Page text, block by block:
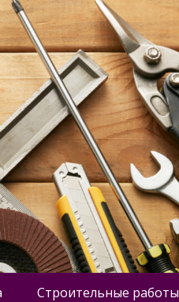
Строительные работы